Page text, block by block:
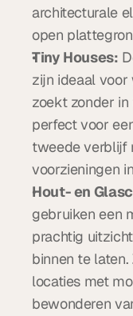
architecturale
open
Tiny Houses:
zijn ideaal
zoekt zonder
perfect voor
tweede verblijf
voorzieningen
Hout- en
gebruiken een
prachtig
binnen te
locaties met
bewonderen